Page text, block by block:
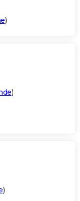
)
)
)